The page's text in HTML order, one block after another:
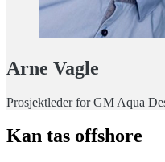
Arne Vagle
Prosjektleder for GM Aqua
Kan tas offshore